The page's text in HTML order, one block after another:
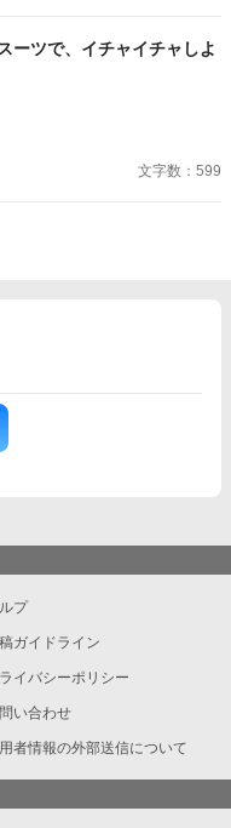
れは、ひとりの上司が“愛”と
ーツで、イチャイチャしよ
文字数：599
プ
ガイドライン
イバシーポリシー
い合わせ
者情報の外部送信について